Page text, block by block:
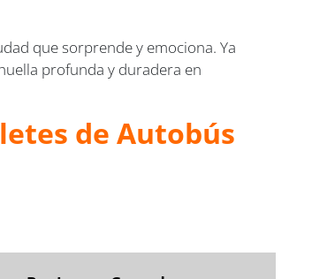
que sorprende y emociona. Ya
profunda y duradera en
de Autobús